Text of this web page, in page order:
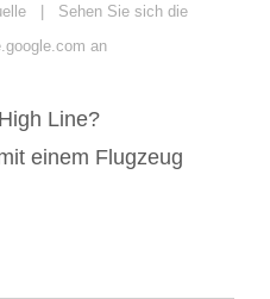
| Sehen Sie sich die
an
Line?
einem Flugzeug